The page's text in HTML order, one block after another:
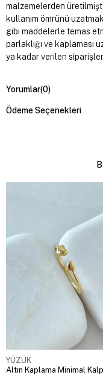
malzemelerden
kullanım ömrünü
gibi maddelerle temas
parlaklığı ve kaplaması
ya kadar verilen
Yorumlar(0)
Ödeme Seçenekleri
YÜZÜK
Altın Kaplama Minimal